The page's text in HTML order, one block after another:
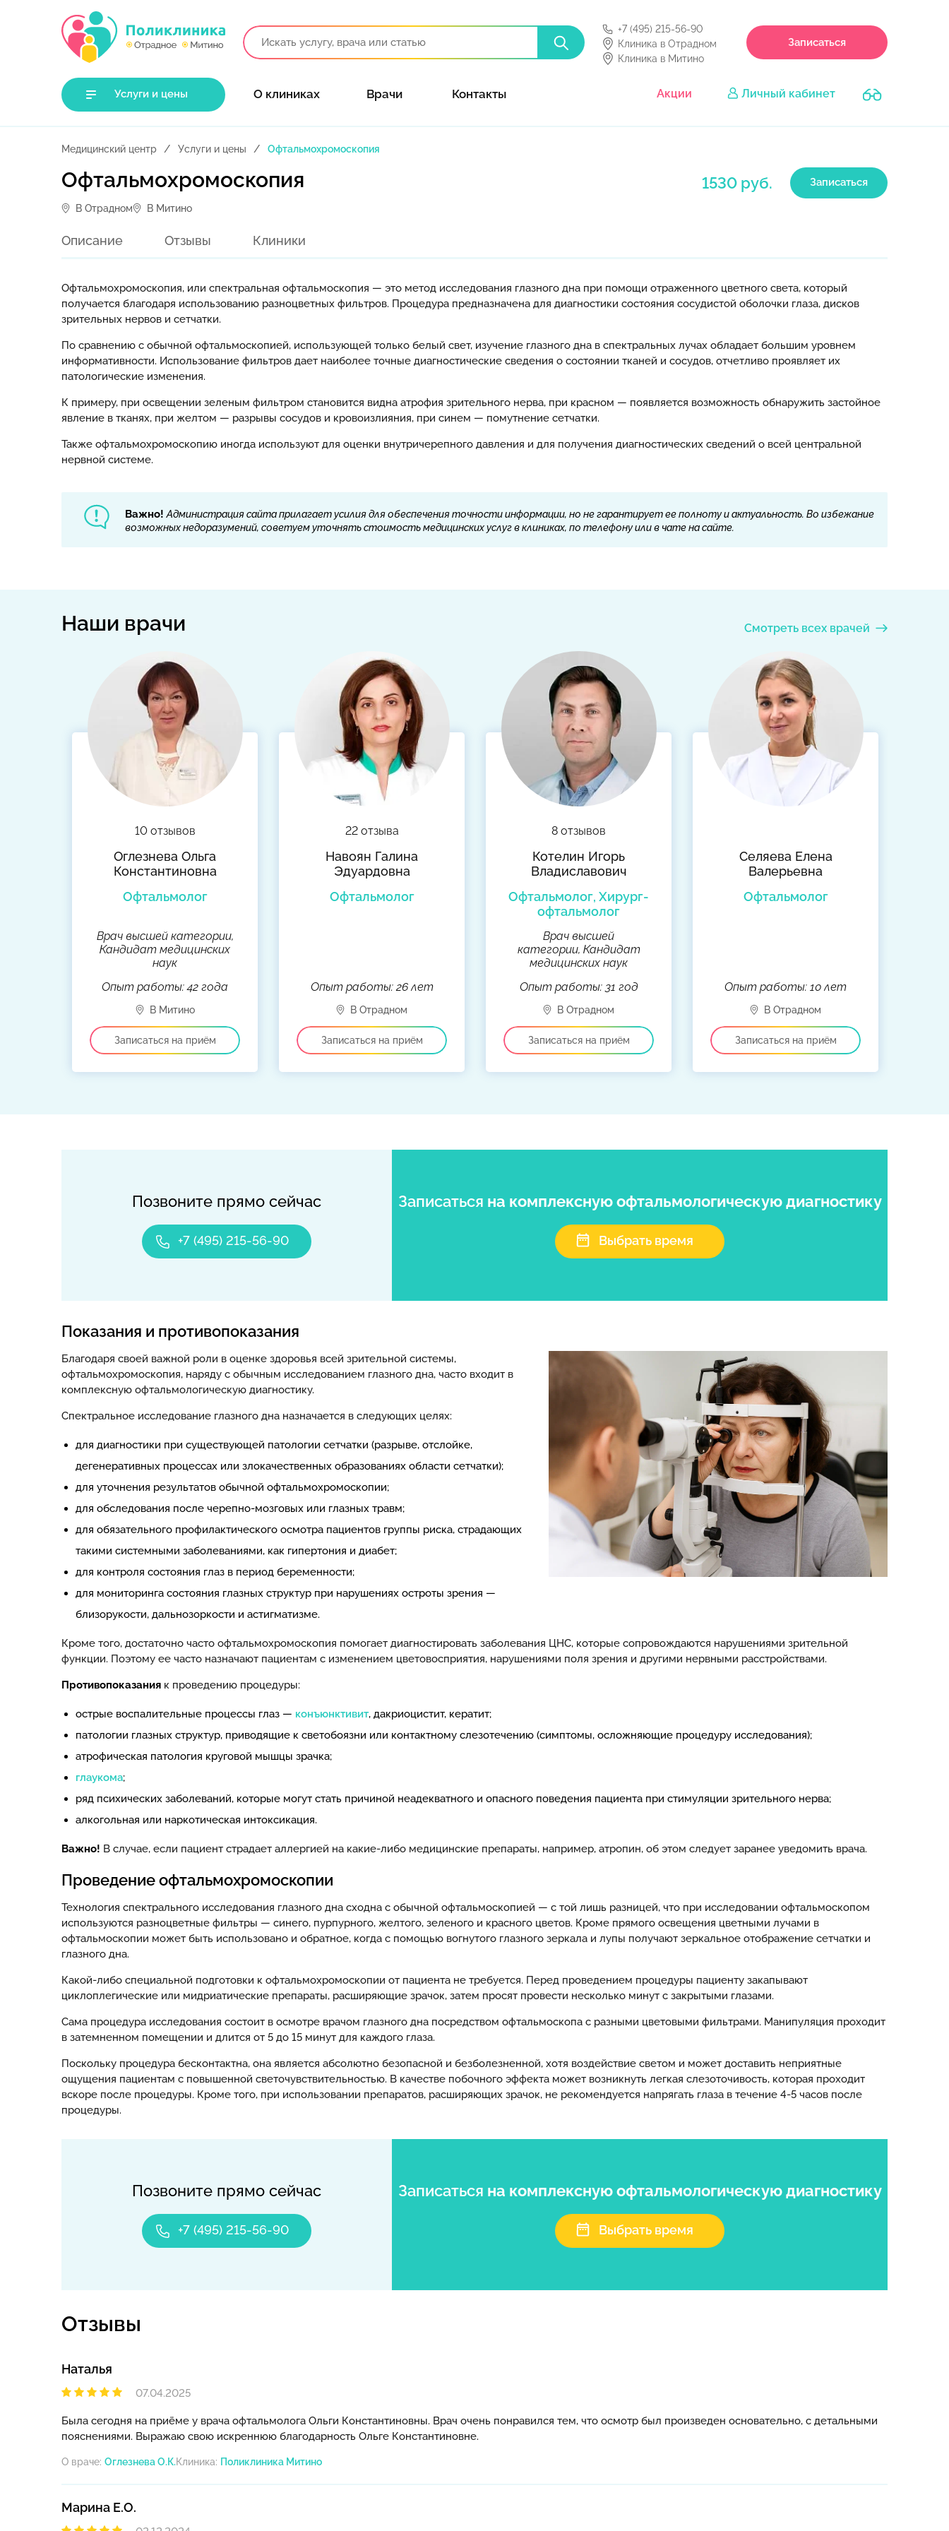
+7 (495) 215-56-90
Клиника в Отрадном
Клиника в Митино
Записаться
Услуги и цены О клиниках Врачи Контакты Акции Личный кабинет
Медицинский центр Услуги и цены Офтальмохромоскопия
1530 руб. Записаться
Офтальмохромоскопия
В Отрадном В Митино
Описание Отзывы Клиники
Офтальмохромоскопия, или спектральная офтальмоскопия — это метод исследования глазного дна при помощи отраженного цветного света, который
получается благодаря использованию разноцветных фильтров. Процедура предназначена для диагностики состояния сосудистой оболочки глаза, дисков
зрительных нервов и сетчатки.
По сравнению с обычной офтальмоскопией, использующей только белый свет, изучение глазного дна в спектральных лучах обладает большим уровнем
информативности. Использование фильтров дает наиболее точные диагностические сведения о состоянии тканей и сосудов, отчетливо проявляет их
патологические изменения.
К примеру, при освещении зеленым фильтром становится видна атрофия зрительного нерва, при красном — появляется возможность обнаружить застойное
явление в тканях, при желтом — разрывы сосудов и кровоизлияния, при синем — помутнение сетчатки.
Также офтальмохромоскопию иногда используют для оценки внутричерепного давления и для получения диагностических сведений о всей центральной
нервной системе.
Важно! Администрация сайта прилагает усилия для обеспечения точности информации, но не гарантирует ее полноту и актуальность. Во избежание
возможных недоразумений, советуем уточнять стоимость медицинских услуг в клиниках, по телефону или в чате на сайте.
Смотреть всех врачей
Наши врачи
10 отзывов
Оглезнева Ольга
Константиновна
Офтальмолог
Врач высшей категории,
Кандидат медицинских
наук
Опыт работы: 42 года
22 отзыва
Навоян Галина
Эдуардовна
Офтальмолог
Опыт работы: 26 лет
8 отзывов
Котелин Игорь
Владиславович
Офтальмолог, Хирург-
офтальмолог
Врач высшей
категории, Кандидат
медицинских наук
Опыт работы: 31 год
Селяева Елена
Валерьевна
Офтальмолог
Опыт работы: 10 лет
Позвоните прямо сейчас
+7 (495) 215-56-90
Записаться на комплексную офтальмологическую диагностику
Выбрать время
Показания и противопоказания
Благодаря своей важной роли в оценке здоровья всей зрительной системы,
офтальмохромоскопия, наряду с обычным исследованием глазного дна, часто входит в
комплексную офтальмологическую диагностику.
Спектральное исследование глазного дна назначается в следующих целях:
для диагностики при существующей патологии сетчатки (разрыве, отслойке,
дегенеративных процессах или злокачественных образованиях области сетчатки);
для уточнения результатов обычной офтальмохромоскопии;
для обследования после черепно-мозговых или глазных травм;
для обязательного профилактического осмотра пациентов группы риска, страдающих
такими системными заболеваниями, как гипертония и диабет;
для контроля состояния глаз в период беременности;
для мониторинга состояния глазных структур при нарушениях остроты зрения —
близорукости, дальнозоркости и астигматизме.
Кроме того, достаточно часто офтальмохромоскопия помогает диагностировать заболевания ЦНС, которые сопровождаются нарушениями зрительной
функции. Поэтому ее часто назначают пациентам с изменением цветовосприятия, нарушениями поля зрения и другими нервными расстройствами.
Противопоказания к проведению процедуры:
острые воспалительные процессы глаз — конъюнктивит, дакриоцистит, кератит;
патологии глазных структур, приводящие к светобоязни или контактному слезотечению (симптомы, осложняющие процедуру исследования);
атрофическая патология круговой мышцы зрачка;
глаукома;
ряд психических заболеваний, которые могут стать причиной неадекватного и опасного поведения пациента при стимуляции зрительного нерва;
алкогольная или наркотическая интоксикация.
Важно! В случае, если пациент страдает аллергией на какие-либо медицинские препараты, например, атропин, об этом следует заранее уведомить врача.
Проведение офтальмохромоскопии
Технология спектрального исследования глазного дна сходна с обычной офтальмоскопией — с той лишь разницей, что при исследовании офтальмоскопом
используются разноцветные фильтры — синего, пурпурного, желтого, зеленого и красного цветов. Кроме прямого освещения цветными лучами в
офтальмоскопии может быть использовано и обратное, когда с помощью вогнутого глазного зеркала и лупы получают зеркальное отображение сетчатки и
глазного дна.
Какой-либо специальной подготовки к офтальмохромоскопии от пациента не требуется. Перед проведением процедуры пациенту закапывают
циклоплегические или мидриатические препараты, расширяющие зрачок, затем просят провести несколько минут с закрытыми глазами.
Сама процедура исследования состоит в осмотре врачом глазного дна посредством офтальмоскопа с разными цветовыми фильтрами. Манипуляция проходит
в затемненном помещении и длится от 5 до 15 минут для каждого глаза.
Поскольку процедура бесконтактна, она является абсолютно безопасной и безболезненной, хотя воздействие светом и может доставить неприятные
ощущения пациентам с повышенной светочувствительностью. В качестве побочного эффекта может возникнуть легкая слезоточивость, которая проходит
вскоре после процедуры. Кроме того, при использовании препаратов, расширяющих зрачок, не рекомендуется напрягать глаза в течение 4-5 часов после
процедуры.
Позвоните прямо сейчас
+7 (495) 215-56-90
Записаться на комплексную офтальмологическую диагностику
Выбрать время
Отзывы
Наталья
07.04.2025
Была сегодня на приёме у врача офтальмолога Ольги Константиновны. Врач очень понравился тем, что осмотр был произведен основательно, с детальными
пояснениями. Выражаю свою искреннюю благодарность Ольге Константиновне.
О враче: Оглезнева О.К.Клиника:
Марина Е.О.